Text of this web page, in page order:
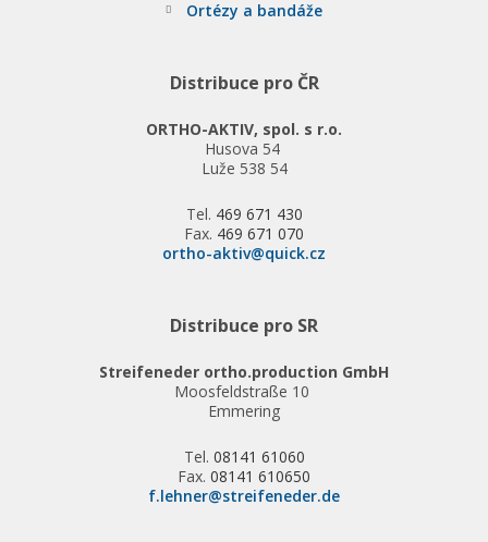
Ortézy a bandáže
Distribuce pro ČR
ORTHO-AKTIV, spol. s r.o.
Husova 54
Luže 538 54
Tel. 469 671 430
Fax. 469 671 070
ortho-aktiv@quick.cz
Distribuce pro SR
Streifeneder ortho.production GmbH
Moosfeldstraße 10
Emmering
Tel. 08141 61060
Fax. 08141 610650
f.lehner@streifeneder.de